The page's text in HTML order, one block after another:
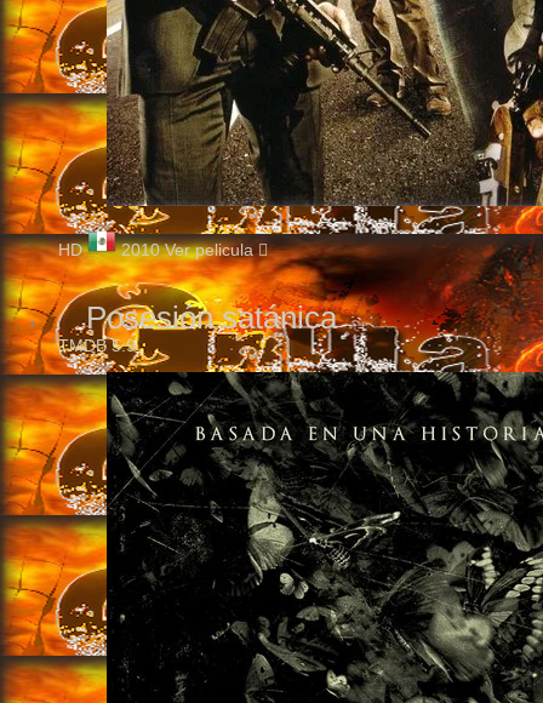
HD 2010 Ver pelicula
Posesión satánica
TMDB5.9